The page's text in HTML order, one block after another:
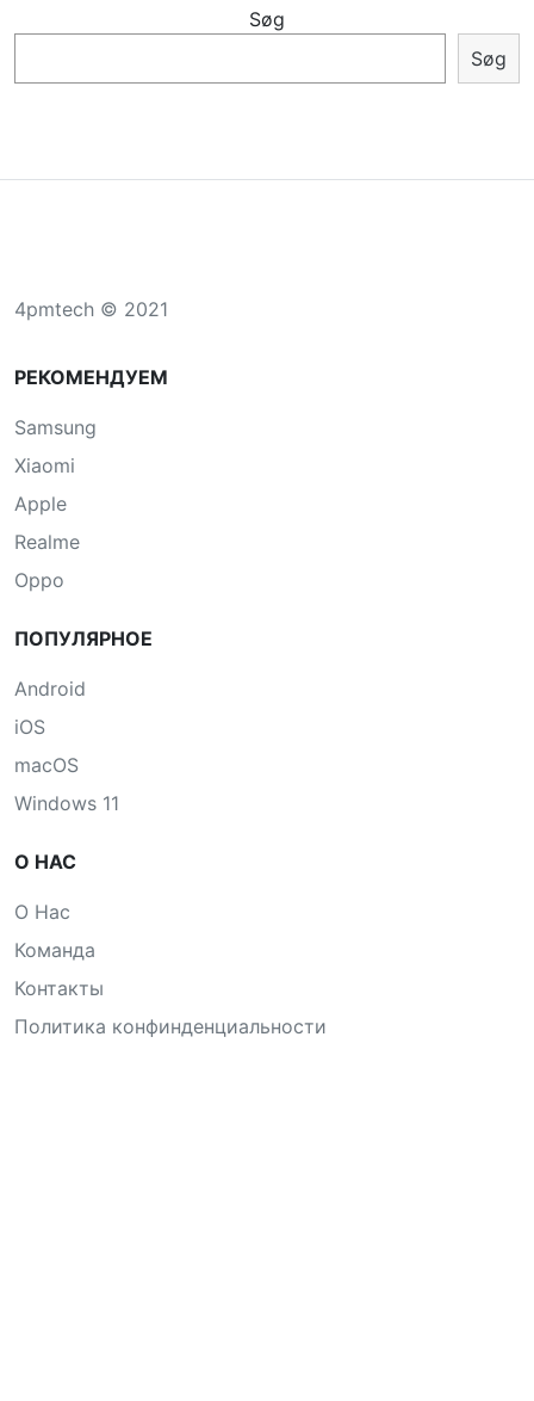
Søg
Søg
4pmtech © 2021
РЕКОМЕНДУЕМ
Samsung
Xiaomi
Apple
Realme
Oppo
ПОПУЛЯРНОЕ
Android
iOS
macOS
Windows 11
О НАС
О Нас
Команда
Контакты
Политика конфинденциальности